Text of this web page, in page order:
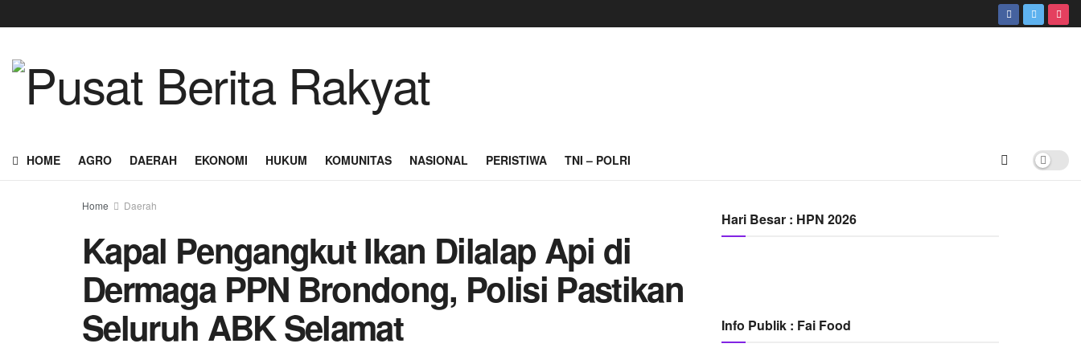
HOME AGRO DAERAH EKONOMI HUKUM KOMUNITAS NASIONAL PERISTIWA TNI – POLRI
Home Daerah
Kapal Pengangkut Ikan Dilalap Api di
Dermaga PPN Brondong, Polisi Pastikan
Seluruh ABK Selamat
Hari Besar : HPN 2026
Info Publik : Fai Food